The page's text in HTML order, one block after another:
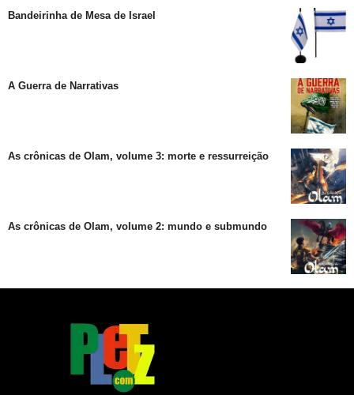
Bandeirinha de Mesa de Israel
A Guerra de Narrativas
As crônicas de Olam, volume 3: morte e ressurreição
As crônicas de Olam, volume 2: mundo e submundo